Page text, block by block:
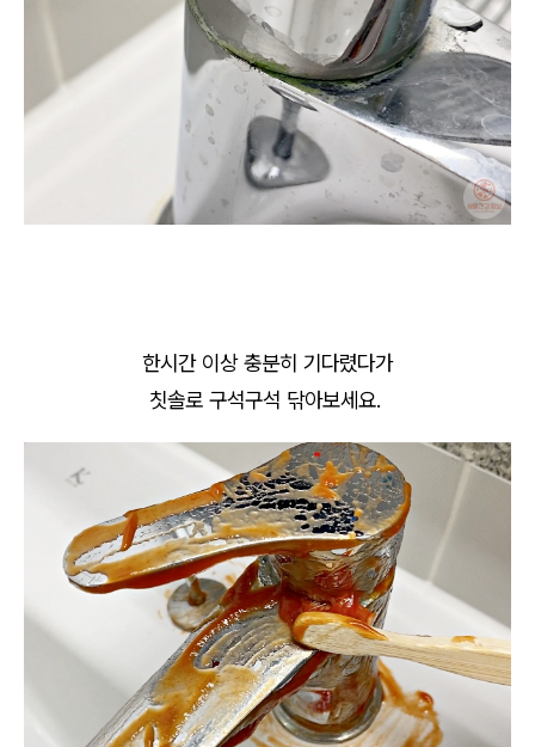
한시간 이상 충분히 기다렸다가
칫솔로 구석구석 닦아보세요.